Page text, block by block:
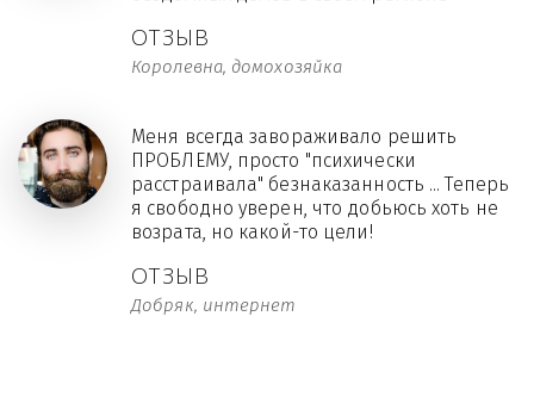
ОТЗЫВ
Королевна, домохозяйка
ОТЗЫВ
Добряк, интернет
Меня всегда завораживало решить
ПРОБЛЕМУ, просто "психически
расстраивала" безнаказанность ... Теперь
я свободно уверен, что добьюсь хоть не
возрата, но какой-то цели!